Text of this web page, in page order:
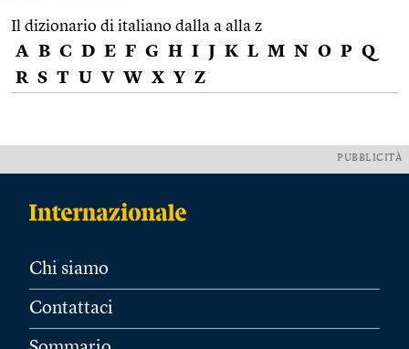
Il dizionario di italiano dalla a alla z
A B C D E F G H I J K L M N O P Q
R S T U V W X Y Z
PUBBLICITÀ
Chi siamo
Contattaci